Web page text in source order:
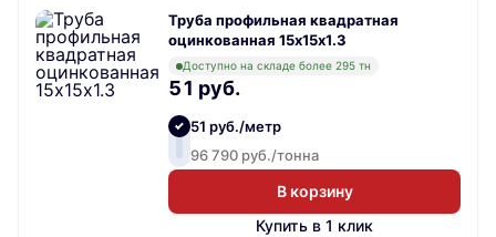
Труба профильная квадратная
оцинкованная 15х15х1.3
Доступно на складе более 295 тн
51 руб.
51 руб./метр
96 790 руб./тонна
В корзину
Купить в 1 клик